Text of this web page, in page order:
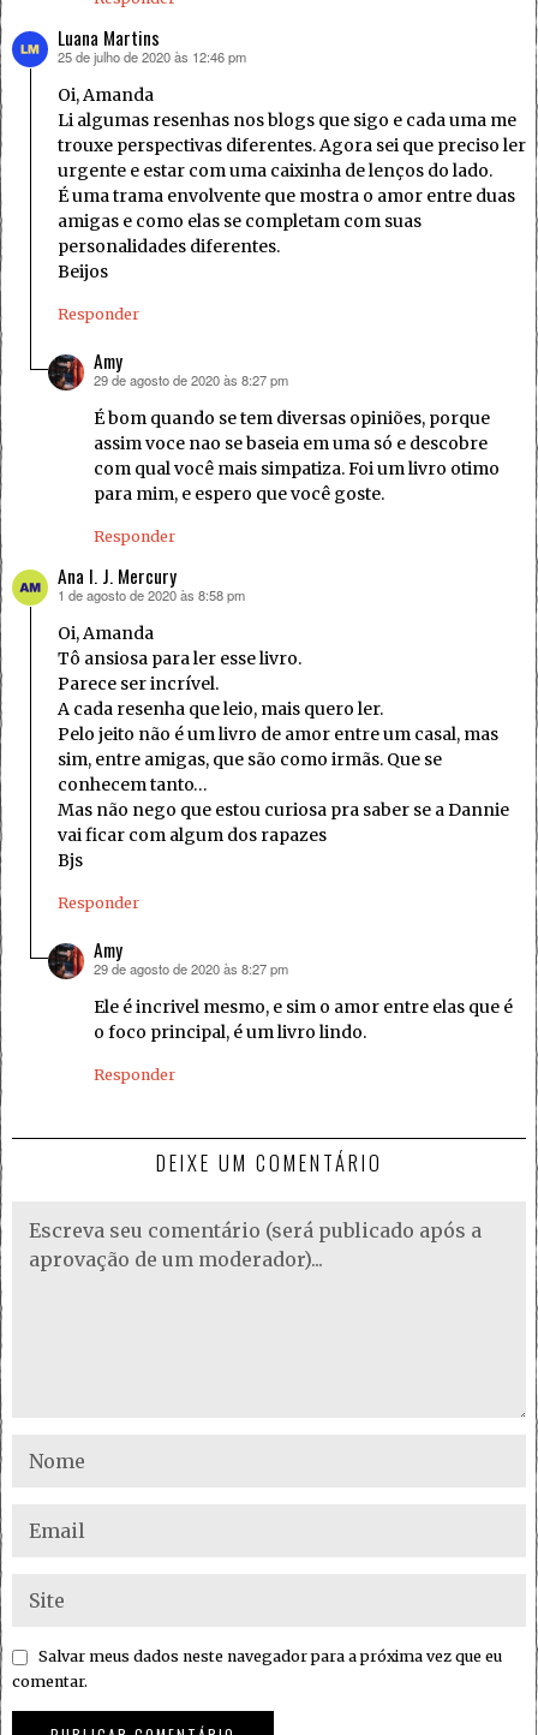
Luana Martins
disse:
25 de julho de 2020 às 12:46 pm
Oi, Amanda
Li algumas resenhas nos blogs que sigo e cada uma me
trouxe perspectivas diferentes. Agora sei que preciso ler
urgente e estar com uma caixinha de lenços do lado.
É uma trama envolvente que mostra o amor entre duas
amigas e como elas se completam com suas
personalidades diferentes.
Beijos
Responder
Amy
disse:
29 de agosto de 2020 às 8:27 pm
É bom quando se tem diversas opiniões, porque
assim voce nao se baseia em uma só e descobre
com qual você mais simpatiza. Foi um livro otimo
para mim, e espero que você goste.
Responder
Ana I. J. Mercury
disse:
1 de agosto de 2020 às 8:58 pm
Oi, Amanda
Tô ansiosa para ler esse livro.
Parece ser incrível.
A cada resenha que leio, mais quero ler.
Pelo jeito não é um livro de amor entre um casal, mas
sim, entre amigas, que são como irmãs. Que se
conhecem tanto…
Mas não nego que estou curiosa pra saber se a Dannie
vai ficar com algum dos rapazes
Bjs
Responder
Amy
disse:
29 de agosto de 2020 às 8:27 pm
Ele é incrivel mesmo, e sim o amor entre elas que é
o foco principal, é um livro lindo.
Responder
DEIXE UM COMENTÁRIO
Salvar meus dados neste navegador para a próxima vez que eu
comentar.